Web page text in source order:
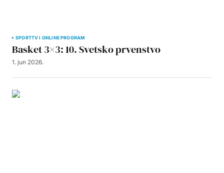
SPORTTV I ONLINE PROGRAM
Basket 3×3: 10. Svetsko prvenstvo
1. jun 2026.